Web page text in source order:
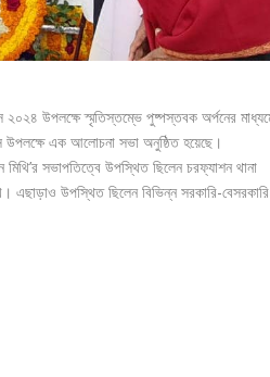
২০২৪ উপলক্ষে স্মৃতিস্তম্ভে পুষ্পস্তবক অর্পনের
উপলক্ষে এক আলোচনা সভা অনুষ্ঠিত হয়েছে।
সভাপতিত্বে উপস্থিত ছিলেন চরফ্যাশন থানা
এছাড়াও উপস্থিত ছিলেন বিভিন্ন সরকারি-বেসরকারি